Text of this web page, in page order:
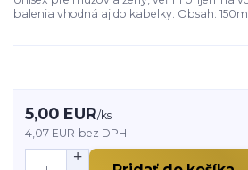
balenia vhodná aj do kabelky. Obsah: 150ml
5,00 EUR/ks
4,07 EUR bez DPH